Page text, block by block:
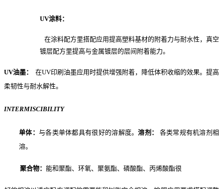
UV涂料：
在涂料配方里搭配应用提高塑料基材的附着力与耐水性，真空
镀层配方里提高与金属镀层的层间附着能力。
UV油墨： 在UV印刷油墨应用时提供增强附着，降低体积收缩的效果。提高
柔韧性与耐水解性。
INTERMISCIBILITY
单体： 与各类单体都具有很好的溶解度。溶剂：
各类常规有机溶剂相
溶。
聚合物： 能和聚酯、环氧、聚氨酯、磷酸酯、丙烯酸酯很